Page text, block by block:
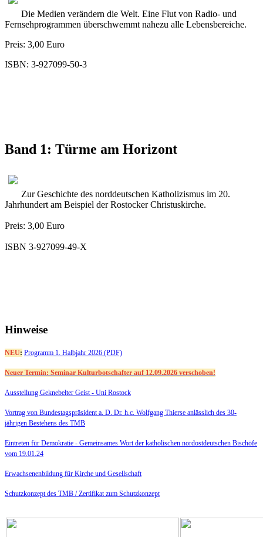
Die Medien verändern die Welt. Eine Flut von Radio- und
Fernsehprogrammen überschwemmt nahezu alle Lebensbereiche.
Preis: 3,00 Euro
ISBN: 3-927099-50-3
Band 1: Türme am Horizont
Zur Geschichte des norddeutschen Katholizismus im 20.
Jahrhundert am Beispiel der Rostocker Christuskirche.
Preis: 3,00 Euro
ISBN 3-927099-49-X
Hinweise
NEU: Programm 1. Halbjahr 2026 (PDF)
Neuer Termin: Seminar Kulturbotschafter auf 12.09.2026 verschoben!
Ausstellung Geknebelter Geist - Uni Rostock
Vortrag von Bundestagspräsident a. D. Dr. h.c. Wolfgang Thierse anlässlich des 30-
jährigen Bestehens des TMB
Eintreten für Demokratie - Gemeinsames Wort der katholischen nordostdeutschen Bischöfe
vom 19.01.24
Erwachsenenbildung für Kirche und Gesellschaft
Schutzkonzept des TMB /Zertifikat zum Schutzkonzept